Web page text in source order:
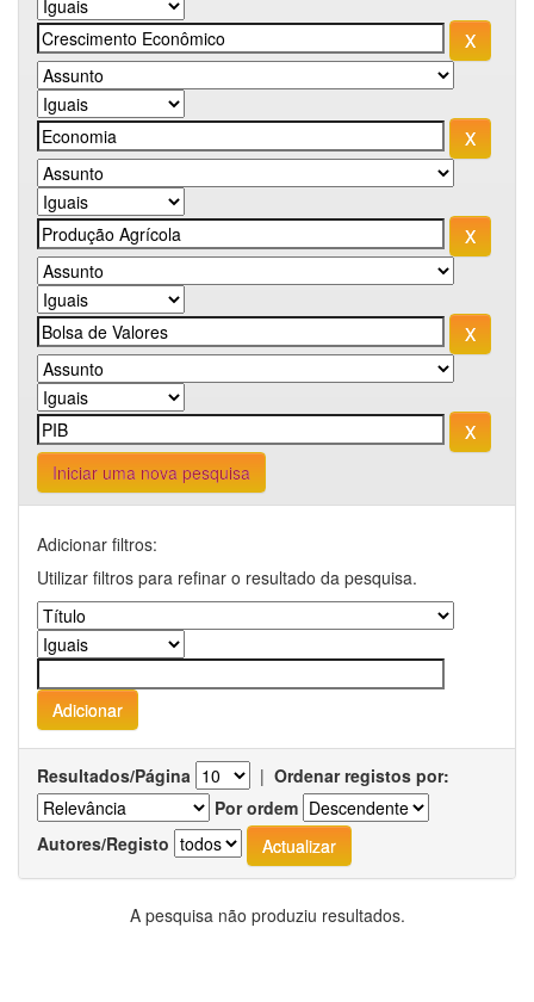
Iniciar uma nova pesquisa
Adicionar filtros:
Utilizar filtros para refinar o resultado da pesquisa.
Resultados/Página | Ordenar registos por:
Por ordem
Autores/Registo
A pesquisa não produziu resultados.